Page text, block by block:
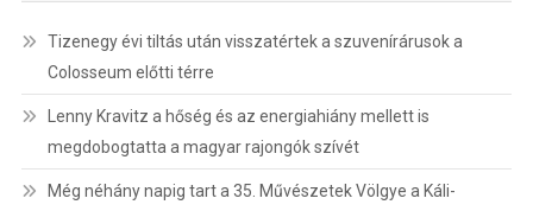
Tizenegy évi tiltás után visszatértek a szuvenírárusok a
Colosseum előtti térre
Lenny Kravitz a hőség és az energiahiány mellett is
megdobogtatta a magyar rajongók szívét
Még néhány napig tart a 35. Művészetek Völgye a Káli-